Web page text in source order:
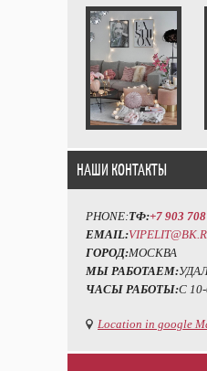
НАШИ КОНТАКТЫ
PHONE:ТФ:+7 903
EMAIL:
ГОРОД:МОСКВА
МЫ РАБОТАЕМ:
ЧАСЫ РАБОТЫ:С
Location in google